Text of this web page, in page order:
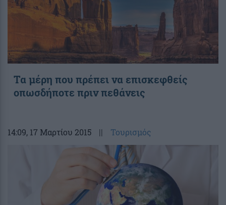
Τα μέρη που πρέπει να επισκεφθείς
οπωσδήποτε πριν πεθάνεις
14:09, 17 Μαρτίου 2015 || Τουρισμός